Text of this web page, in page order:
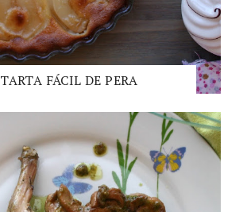
TARTA FÁCIL DE PERA